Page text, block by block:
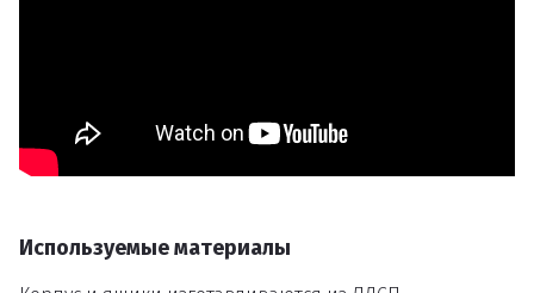
Используемые материалы
товаров
Вы точно хотите удалить